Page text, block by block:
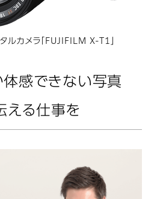
ルカメラ「FUJIFILM X-T1」
体感できない写真
える仕事を